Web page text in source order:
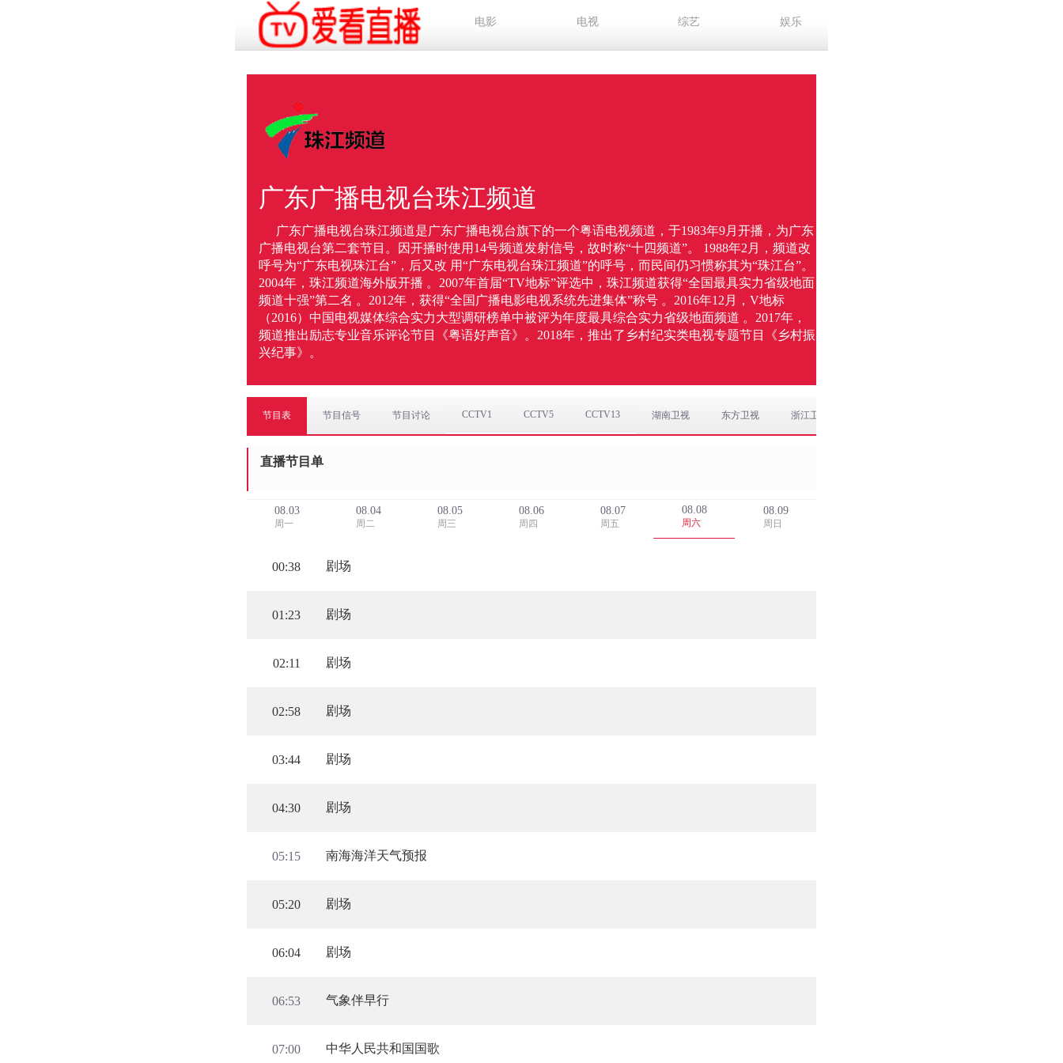
电影 电视 综艺 娱乐
广东广播电视台珠江频道
广东广播电视台珠江频道是广东广播电视台旗下的一个粤语电视频道，于1983年9月开播，为广东
广播电视台第二套节目。因开播时使用14号频道发射信号，故时称“十四频道”。 1988年2月，频道改
呼号为“广东电视珠江台”，后又改 用“广东电视台珠江频道”的呼号，而民间仍习惯称其为“珠江台”。
2004年，珠江频道海外版开播 。2007年首届“TV地标”评选中，珠江频道获得“全国最具实力省级地面
频道十强”第二名 。2012年，获得“全国广播电影电视系统先进集体”称号 。2016年12月，V地标
（2016）中国电视媒体综合实力大型调研榜单中被评为年度最具综合实力省级地面频道 。2017年，
频道推出励志专业音乐评论节目《粤语好声音》。2018年，推出了乡村纪实类电视专题节目《乡村振
兴纪事》。
节目表 节目信号 节目讨论 CCTV1 CCTV5 CCTV13 湖南卫视 东方卫视 浙江卫视
直播节目单
08.03
周一
08.04
周二
08.05
周三
08.06
周四
08.07
周五
08.08
周六
08.09
周日
00:38 剧场
01:23 剧场
02:11 剧场
02:58 剧场
03:44 剧场
04:30 剧场
05:15 南海海洋天气预报
05:20 剧场
06:04 剧场
06:53 气象伴早行
07:00 中华人民共和国国歌